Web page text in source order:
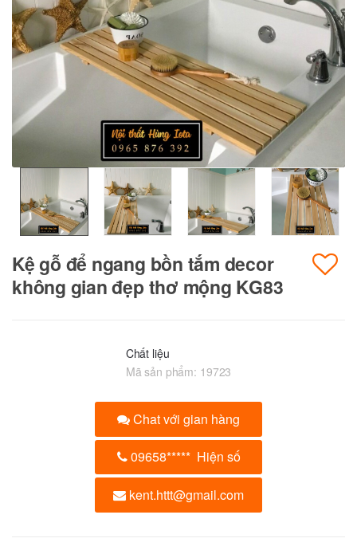
Kệ gỗ để ngang bồn tắm decor
không gian đẹp thơ mộng KG83
Chất liệu
Mã sản phẩm: 19723
Chat với gian hàng
09658***** Hiện số
kent.httt@gmail.com